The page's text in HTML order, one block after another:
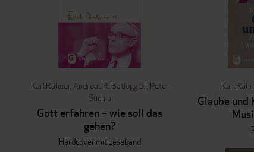
Karl Rahner, Andreas R. Batlogg SJ, Peter
Suchla
Gott erfahren – wie soll das
gehen?
Hardcover mit Leseband
Karl
Glaube